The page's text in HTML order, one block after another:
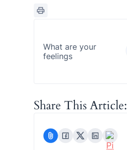
What are your
feelings
Share This Article: